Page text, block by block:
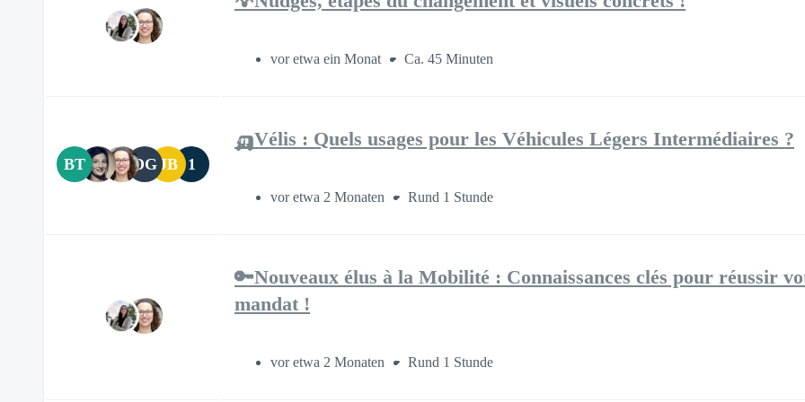
vor etwa ein Monat Ca. 45 Minuten
BT DG JB 1
🛺Vélis : Quels usages pour les Véhicules Légers Intermédiaires ?
vor etwa 2 Monaten Rund 1 Stunde
🔑Nouveaux élus à la Mobilité : Connaissances clés pour réussir
mandat !
vor etwa 2 Monaten Rund 1 Stunde